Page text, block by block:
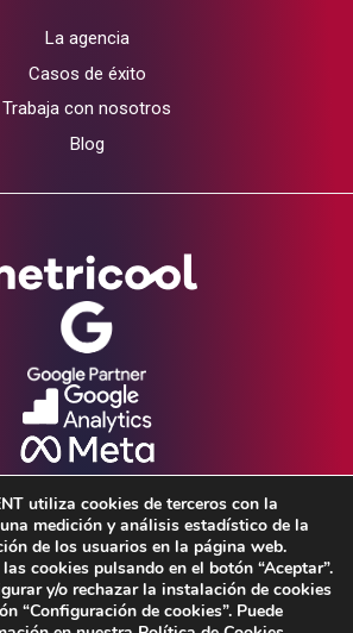
La agencia
Casos de éxito
Trabaja con nosotros
Blog
• Política de Privacidad •
utiliza cookies de terceros con la
medición y análisis estadístico de la
de los usuarios en la página web.
cookies pulsando en el botón “Aceptar”.
y/o rechazar la instalación de cookies
“Configuración de cookies”. Puede